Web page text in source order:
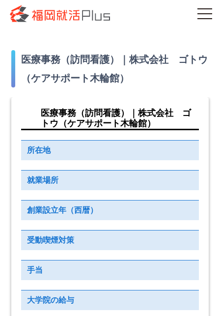
医療事務（訪問看護）｜株式会社 ゴトウ
（ケアサポート木輪館）
医療事務（訪問看護）｜株式会社 ゴ
トウ（ケアサポート木輪館）
所在地
就業場所
創業設立年（西暦）
受動喫煙対策
手当
大学院の給与